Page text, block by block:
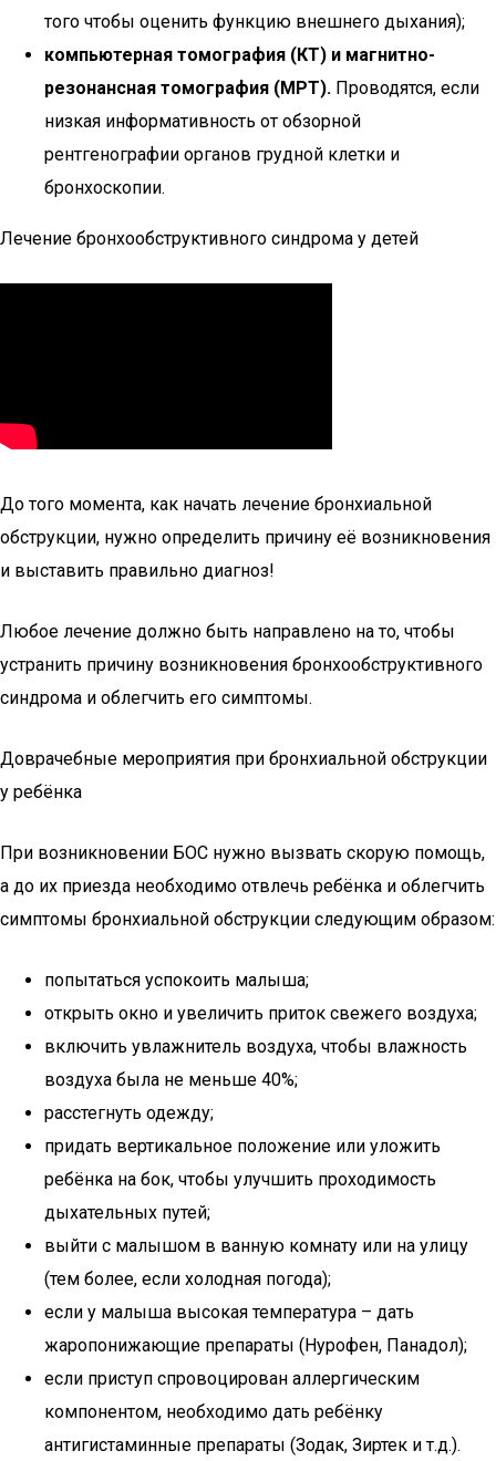
того чтобы оценить функцию внешнего дыхания);
компьютерная томография (КТ) и магнитно-
резонансная томография (МРТ). Проводятся, если
низкая информативность от обзорной
рентгенографии органов грудной клетки и
бронхоскопии.
Лечение бронхообструктивного синдрома у детей
До того момента, как начать лечение бронхиальной
обструкции, нужно определить причину её возникновения
и выставить правильно диагноз!
Любое лечение должно быть направлено на то, чтобы
устранить причину возникновения бронхообструктивного
синдрома и облегчить его симптомы.
Доврачебные мероприятия при бронхиальной обструкции
у ребёнка
При возникновении БОС нужно вызвать скорую помощь,
а до их приезда необходимо отвлечь ребёнка и облегчить
симптомы бронхиальной обструкции следующим образом:
попытаться успокоить малыша;
открыть окно и увеличить приток свежего воздуха;
включить увлажнитель воздуха, чтобы влажность
воздуха была не меньше 40%;
расстегнуть одежду;
придать вертикальное положение или уложить
ребёнка на бок, чтобы улучшить проходимость
дыхательных путей;
выйти с малышом в ванную комнату или на улицу
(тем более, если холодная погода);
если у малыша высокая температура – дать
жаропонижающие препараты (Нурофен, Панадол);
если приступ спровоцирован аллергическим
компонентом, необходимо дать ребёнку
антигистаминные препараты (Зодак, Зиртек и т.д.).